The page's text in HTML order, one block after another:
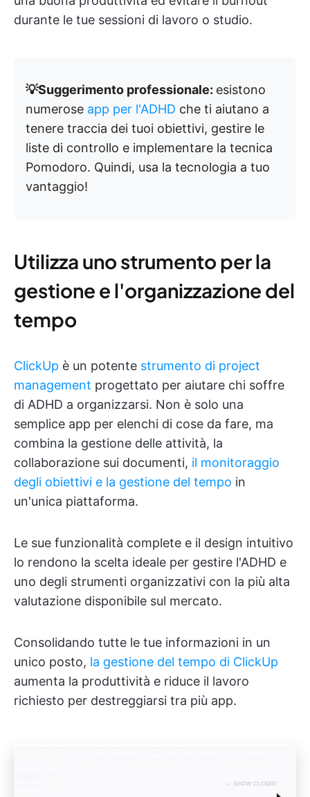
durante le tue sessioni di lavoro o studio.
💡Suggerimento professionale: esistono
numerose app per l'ADHD che ti aiutano a
tenere traccia dei tuoi obiettivi, gestire le
liste di controllo e implementare la tecnica
Pomodoro. Quindi, usa la tecnologia a tuo
vantaggio!
Utilizza uno strumento per la
gestione e l'organizzazione del
tempo
ClickUp è un potente strumento di project
management progettato per aiutare chi soffre
di ADHD a organizzarsi. Non è solo una
semplice app per elenchi di cose da fare, ma
combina la gestione delle attività, la
collaborazione sui documenti, il monitoraggio
degli obiettivi e la gestione del tempo in
un'unica piattaforma.
Le sue funzionalità complete e il design intuitivo
lo rendono la scelta ideale per gestire l'ADHD e
uno degli strumenti organizzativi con la più alta
valutazione disponibile sul mercato.
Consolidando tutte le tue informazioni in un
unico posto, la gestione del tempo di ClickUp
aumenta la produttività e riduce il lavoro
richiesto per destreggiarsi tra più app.